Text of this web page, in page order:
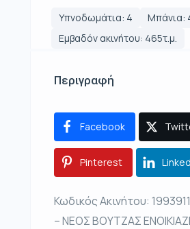
Υπνοδωμάτια: 4
Μπάνια:
Εμβαδόν ακινήτου: 465τ.μ.
Περιγραφή
Facebook
Pinterest
Κωδικός Ακινήτου:
– ΝΕΟΣ ΒΟΥΤΖΑΣ